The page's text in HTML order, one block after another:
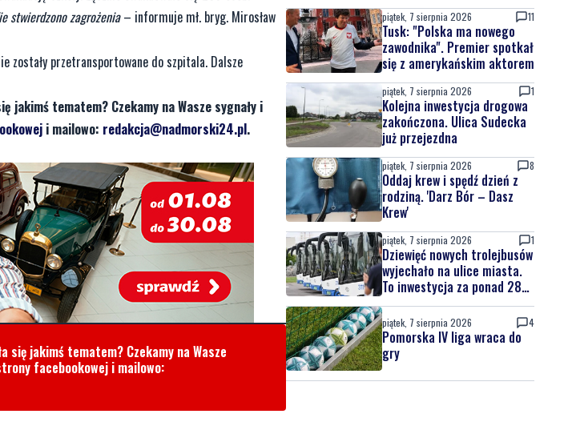
stwierdzono zagrożenia– informuje mł. bryg. Mirosław
zostały przetransportowane do szpitala. Dalsze
jakimś tematem? Czekamy na Wasze sygnały i
i mailowo: redakcja@nadmorski24.pl.
się jakimś tematem? Czekamy na Wasze
facebookowej i mailowo:
latek uciekał
piątek, 7 sierpnia 2026 11
Tusk: "Polska ma nowego
zawodnika". Premier spotkał
się z amerykańskim aktorem
piątek, 7 sierpnia 2026 1
Kolejna inwestycja drogowa
zakończona. Ulica Sudecka
już przejezdna
piątek, 7 sierpnia 2026 8
Oddaj krew i spędź dzień z
rodziną. 'Darz Bór – Dasz
Krew'
piątek, 7 sierpnia 2026 1
Dziewięć nowych trolejbusów
wyjechało na ulice miasta.
To inwestycja za ponad 28
mln zł
piątek, 7 sierpnia 2026 4
Pomorska IV liga wraca do
gry